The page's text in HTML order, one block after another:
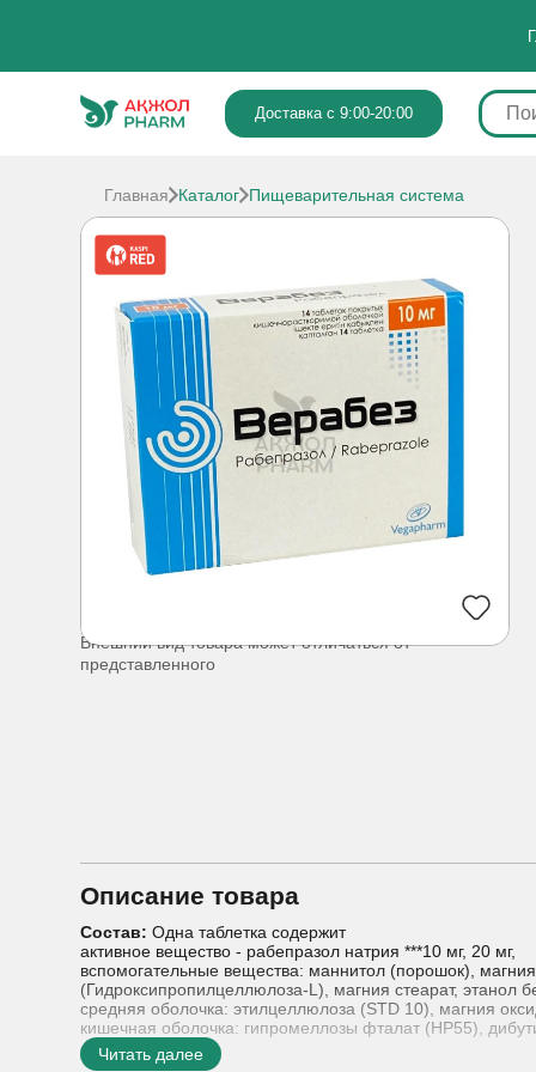
Доставка с 9:00-20:00
Главная Каталог Пищеварительная система
Внешний вид товара может отличаться от
представленного
Описание товара
Состав: Одна таблетка содержит
активное вещество - рабепразол натрия ***10 мг, 20 мг,
вспомогательные вещества: маннитол (порошок),
(Гидроксипропилцеллюлоза-L), магния стеарат, этанол
средняя оболочка: этилцеллюлоза (STD 10), магния
кишечная оболочка: гипромеллозы фталат (HP55),
** - отсутствует в конечном продукте, испаряется при
*** - в пересчете на основание 9.42 мг (для дозировки
Читать далее